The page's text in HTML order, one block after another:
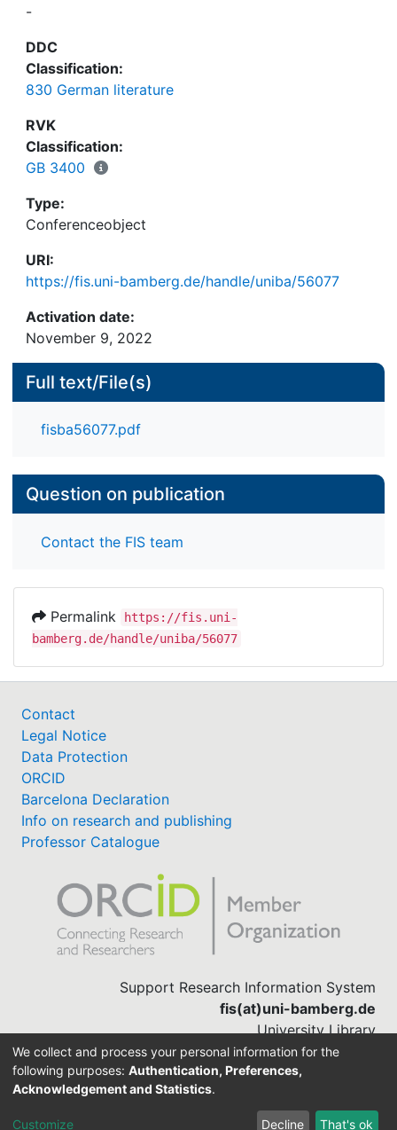
-
DDC
Classification:
830 German literature
RVK
Classification:
GB 3400
Type:
Conferenceobject
URI:
https://fis.uni-bamberg.de/handle/uniba/56077
Activation date:
November 9, 2022
Full text/File(s)
fisba56077.pdf
Question on publication
Contact the FIS team
Permalink
https://fis.uni-
bamberg.de/handle/uniba/56077
Contact
Legal Notice
Data Protection
ORCID
Barcelona Declaration
Info on research and publishing
Professor Catalogue
Support Research Information System
fis(at)uni-bamberg.de
University Library
(0951) 863-1568
DSpace-CRIS software
We collect and process your personal information for the
following purposes: Authentication, Preferences,
Acknowledgement and Statistics.
Customize Decline That's ok